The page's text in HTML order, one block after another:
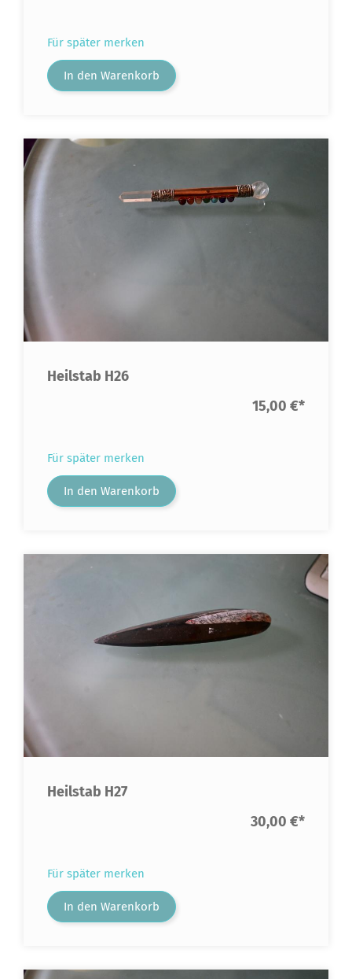
Für später merken
In den Warenkorb
Heilstab H26
15,00 €*
Für später merken
In den Warenkorb
Heilstab H27
30,00 €*
Für später merken
In den Warenkorb